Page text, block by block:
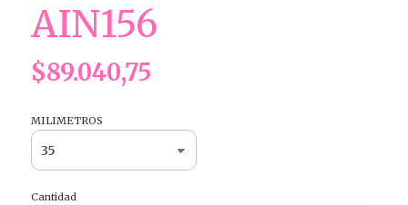
AIN156
$89.040,75
MILIMETROS
Cantidad